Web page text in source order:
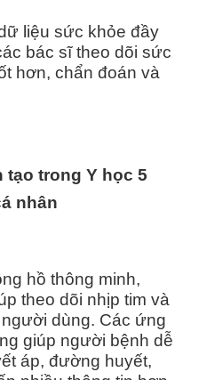
liệu sức khỏe đầy
bác sĩ theo dõi sức
hơn, chẩn đoán và
tạo trong Y học 5
nhân
hồ thông minh,
theo dõi nhịp tim và
dùng. Các ứng
giúp người bệnh dễ
áp, đường huyết,